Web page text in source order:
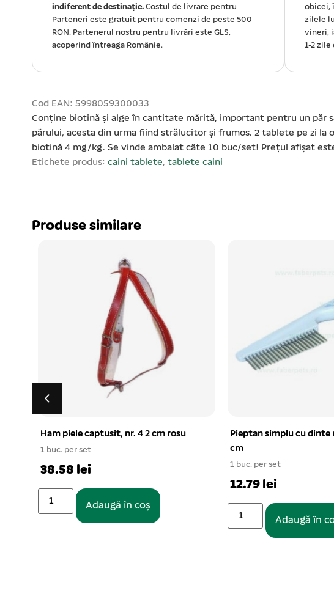
indiferent de destinație. Costul de livrare pentru
Parteneri este gratuit pentru comenzi de peste 500
RON. Partenerul nostru pentru livrări este GLS,
acoperind întreaga Românie.
obicei,
zilele
vineri,
1-2
Cod EAN: 5998059300033
Conține biotină și alge în cantitate mărită, important pentru un păr
părului, acesta din urma fiind strălucitor și frumos. 2 tablete pe zi la
biotină 4 mg/kg. Se vinde ambalat câte 10 buc/set! Prețul afișat
Etichete produs: caini tablete, tablete caini
Produse similare
Ham piele captusit, nr. 4 2 cm rosu
1 buc. per set
38.58 lei
Adaugă în coș
Pieptan simplu cu dinte
cm
1 buc. per set
12.79 lei
Adaugă în